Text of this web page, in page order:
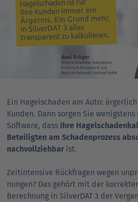
Ansprechpartner
Go
to
Go
to
parent
navigation
Nachrichten
Pressekontakt
Ein Hagelschaden am Auto:
Kunden. Dann sorgen Sie
Software, dass Ihre
Beteilig­ten am Schaden­­prozess
nach­vollzieh­barist.
Zeitintensive Rückfragen wegen
nungen? Das gehört mit der
Berechnung in SilverDAT 3 der